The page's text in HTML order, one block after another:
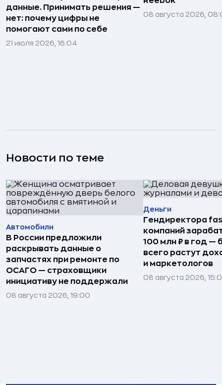
данные. Принимать решения —
нет: почему цифры не
помогают сами по себе
21 июля 2026, 16:04
08 августа 2026,
Новости по теме
Автомобили
В России предложили
раскрывать данные о
запчастях при ремонте по
ОСАГО — страховщики
инициативу не поддержали
08 августа 2026, 19:00
Деньги
Гендиректора
компаний
100 млн ₽ в год —
всего растут
и маркетологов
08 августа 2026,